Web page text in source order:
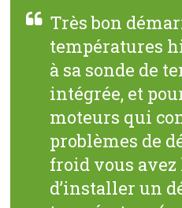
Très bon
températures
à sa sonde de
intégrée, et
moteurs qui
problèmes de
froid vous
d’installer un